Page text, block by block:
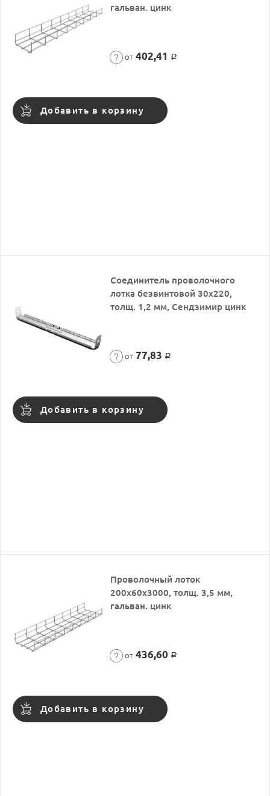
гальван. цинк
от 402,41 Р
Добавить в корзину
Соединитель проволочного
лотка безвинтовой 30х220,
толщ. 1,2 мм, Сендзимир цинк
от 77,83 Р
Добавить в корзину
Проволочный лоток
200х60х3000, толщ. 3,5 мм,
гальван. цинк
от 436,60 Р
Добавить в корзину